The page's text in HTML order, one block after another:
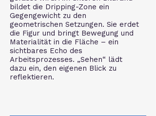
bildet die Dripping-Zone ein
Gegengewicht zu den
geometrischen Setzungen. Sie erdet
die Figur und bringt Bewegung und
Materialität in die Fläche – ein
sichtbares Echo des
Arbeitsprozesses. „Sehen“ lädt
dazu ein, den eigenen Blick zu
reflektieren.